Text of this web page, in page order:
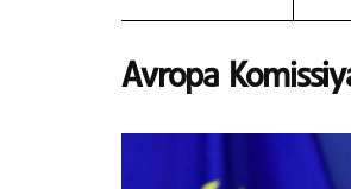
Avropa